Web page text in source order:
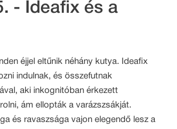
- Ideafix és a
éjjel eltűnik néhány kutya. Ideafix
indulnak, és összefutnak
aki inkognitóban érkezett
ám ellopták a varázszsákját.
és ravaszsága vajon elegendő lesz a